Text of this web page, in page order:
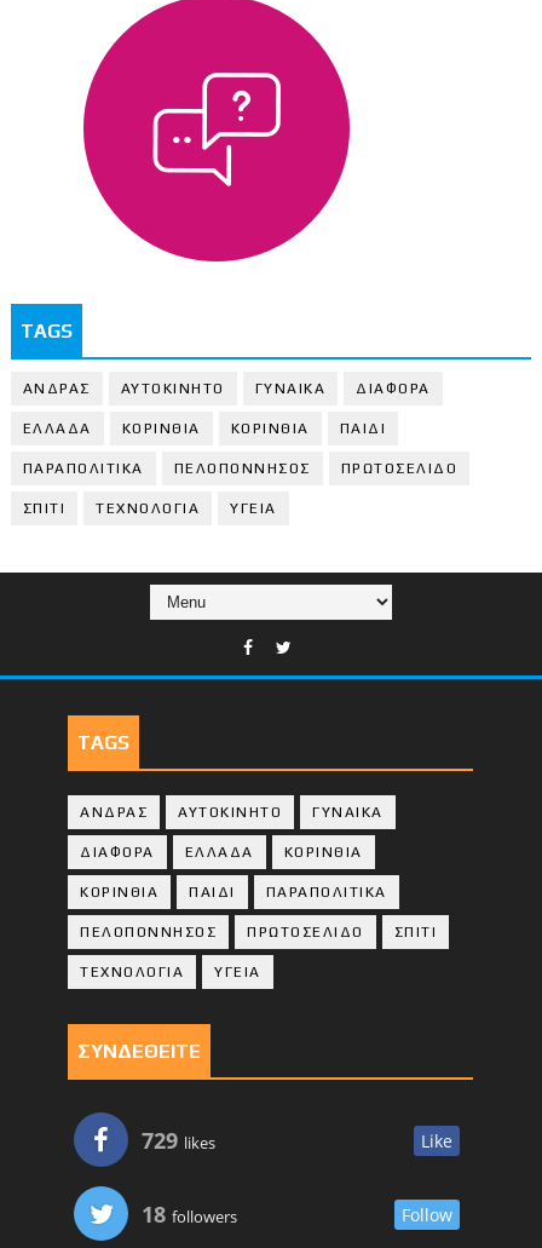
TAGS
ΑΝΔΡΑΣ ΑΥΤΟΚΙΝΗΤΟ ΓΥΝΑΙΚΑ ΔΙΑΦΟΡΑ
ΕΛΛΑΔΑ ΚΟΡΙΝΘΙΑ ΚΟΡΙΝΘΙA ΠΑΙΔΙ
ΠΑΡΑΠΟΛΙΤΙΚΑ ΠΕΛΟΠΟΝΝΗΣΟΣ ΠΡΩΤΟΣΕΛΙΔΟ
ΣΠΙΤΙ ΤΕΧΝΟΛΟΓΙΑ ΥΓΕΙΑ
TAGS
ΑΝΔΡΑΣ ΑΥΤΟΚΙΝΗΤΟ ΓΥΝΑΙΚΑ
ΔΙΑΦΟΡΑ ΕΛΛΑΔΑ ΚΟΡΙΝΘΙΑ
ΚΟΡΙΝΘΙA ΠΑΙΔΙ ΠΑΡΑΠΟΛΙΤΙΚΑ
ΠΕΛΟΠΟΝΝΗΣΟΣ ΠΡΩΤΟΣΕΛΙΔΟ ΣΠΙΤΙ
ΤΕΧΝΟΛΟΓΙΑ ΥΓΕΙΑ
ΣΥΝΔΕΘΕΙΤΕ
729 likes Like
18 followers Follow